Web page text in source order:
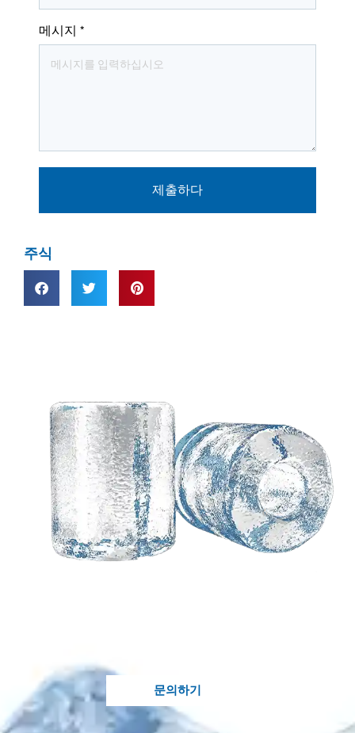
메시지 *
제출하다
주식
귀하의 아이디어를 기반
문의하기